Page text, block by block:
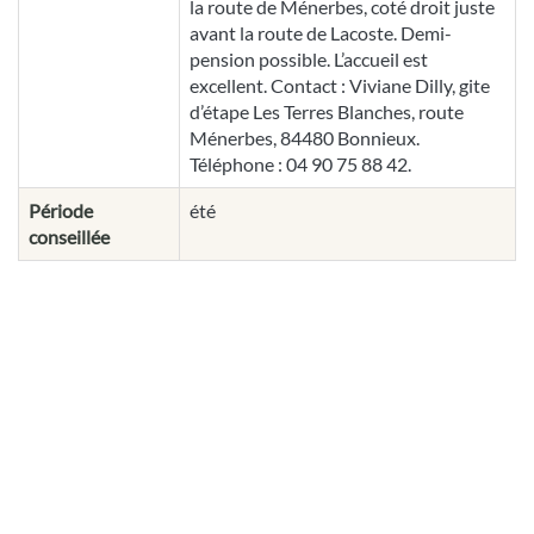
la route de Ménerbes, coté droit juste
avant la route de Lacoste. Demi-
pension possible. L’accueil est
excellent. Contact : Viviane Dilly, gite
d’étape Les Terres Blanches, route
Ménerbes, 84480 Bonnieux.
Téléphone : 04 90 75 88 42.
Période
conseillée
été